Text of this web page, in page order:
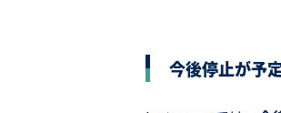
今後停止が予